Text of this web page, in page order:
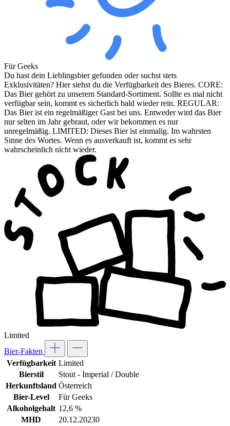
Für Geeks
Du hast dein Lieblingsbier gefunden oder suchst stets
Exklusivitäten? Hier siehst du die Verfügbarkeit des Bieres. CORE:
Das Bier gehört zu unserem Standard-Sortiment. Sollte es mal nicht
verfügbar sein, kommt es sicherlich bald wieder rein. REGULAR:
Das Bier ist ein regelmäßiger Gast bei uns. Entweder wird das Bier
nur selten im Jahr gebraut, oder wir bekommen es nur
unregelmäßig. LIMITED: Dieses Bier ist einmalig. Im wahrsten
Sinne des Wortes. Wenn es ausverkauft ist, kommt es sehr
wahrscheinlich nicht wieder.
Limited
Bier-Fakten
Verfügbarkeit Limited
Bierstil
Stout - Imperial / Double
Herkunftsland Österreich
Bier-Level
Für Geeks
Alkoholgehalt 12,6 %
MHD
20.12.20230